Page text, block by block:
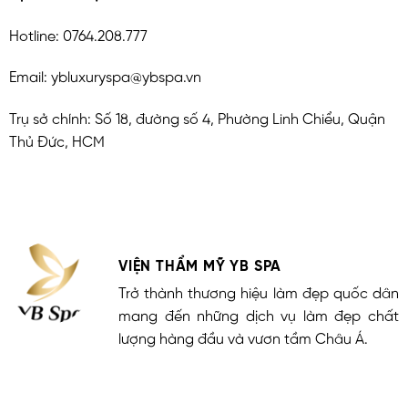
Hotline: 0764.208.777
Email: ybluxuryspa@ybspa.vn
Trụ sở chính: Số 18, đường số 4, Phường Linh Chiểu, Quận
Thủ Đức, HCM
VIỆN THẨM MỸ YB SPA
Trở thành thương hiệu làm đẹp quốc dân
mang đến những dịch vụ làm đẹp chất
lượng hàng đầu và vươn tầm Châu Á.